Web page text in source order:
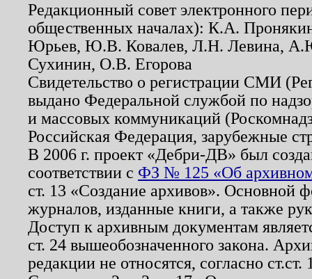
Редакционный совет электронного
общественных началах): К.А.
Юрьев, Ю.В. Ковалев, Л.Н. Левина,
Сухинин, О.В. Егорова
Свидетельство о регистрации СМИ
выдано Федеральной службой по
и массовых коммуникаций
Российская Федерация, зарубежные
В 2006 г. проект «Дебри-ДВ» был
соответствии с ФЗ № 125 «Об
ст. 13 «Создание архивов». Основной
журналов, изданные книги, а также
Доступ к архивным документам
ст. 24 вышеобозначенного закона.
редакции не относятся, согласно